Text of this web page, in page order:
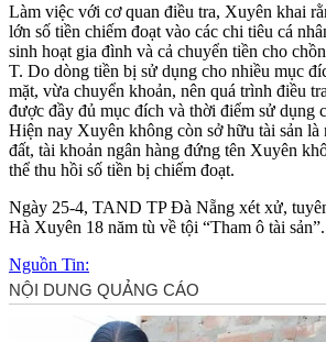
Làm việc với cơ quan điều tra, Xuyên khai
lớn số tiền chiếm đoạt vào các chi tiêu cá
sinh hoạt gia đình và cả chuyển tiền cho
T. Do dòng tiền bị sử dụng cho nhiều mục
mặt, vừa chuyển khoản, nên quá trình điều
được đầy đủ mục đích và thời điểm sử dụng
Hiện nay Xuyên không còn sở hữu tài sản là
đất, tài khoản ngân hàng đứng tên Xuyên
thể thu hồi số tiền bị chiếm đoạt.
Ngày 25-4, TAND TP Đà Nẵng xét xử,
Hà Xuyên 18 năm tù về tội “Tham ô tài sản”.
Nguồn Tin: